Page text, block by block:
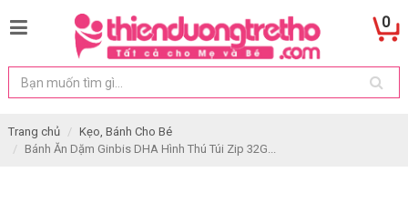
0
Trang chủ
Kẹo, Bánh Cho Bé
Bánh Ăn Dặm Ginbis DHA Hình Thú Túi Zip 32G...